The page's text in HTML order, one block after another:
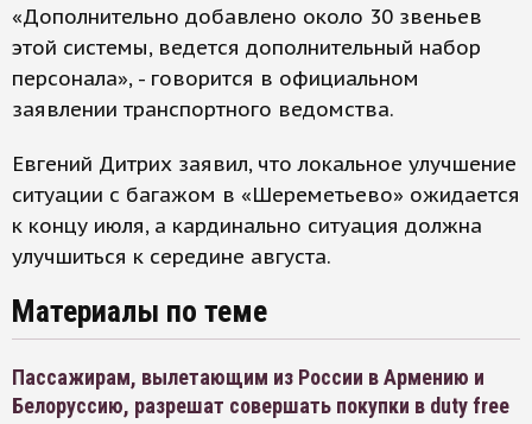
«Дополнительно добавлено около 30 звеньев
этой системы, ведется дополнительный набор
персонала», - говорится в официальном
заявлении транспортного ведомства.
Евгений Дитрих заявил, что локальное улучшение
ситуации с багажом в «Шереметьево» ожидается
к концу июля, а кардинально ситуация должна
улучшиться к середине августа.
Материалы по теме
Пассажирам, вылетающим из России в Армению и
Белоруссию, разрешат совершать покупки в duty free